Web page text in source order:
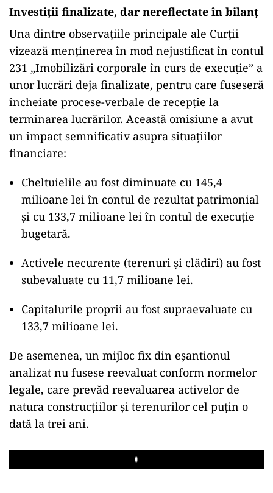
Investiții finalizate, dar nereflectate în bilanț
Una dintre observațiile principale ale Curții
vizează menținerea în mod nejustificat în contul
231 „Imobilizări corporale în curs de execuție” a
unor lucrări deja finalizate, pentru care fuseseră
încheiate procese-verbale de recepție la
terminarea lucrărilor. Această omisiune a avut
un impact semnificativ asupra situațiilor
financiare:
Cheltuielile au fost diminuate cu 145,4
milioane lei în contul de rezultat patrimonial
și cu 133,7 milioane lei în contul de execuție
bugetară.
Activele necurente (terenuri și clădiri) au fost
subevaluate cu 11,7 milioane lei.
Capitalurile proprii au fost supraevaluate cu
133,7 milioane lei.
De asemenea, un mijloc fix din eșantionul
analizat nu fusese reevaluat conform normelor
legale, care prevăd reevaluarea activelor de
natura construcțiilor și terenurilor cel puțin o
dată la trei ani.
Play